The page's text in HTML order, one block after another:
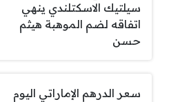
سيلتيك الاسكتلندي ينهي
اتفاقه لضم الموهبة هيثم
حسن
سعر الدرهم الإماراتي اليوم